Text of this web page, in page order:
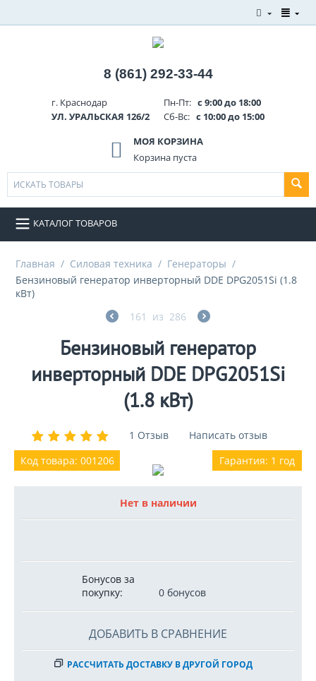
8 (861) 292-33-44
г. Краснодар
УЛ. УРАЛЬСКАЯ 126/2
Пн-Пт: с 9:00 до 18:00
Сб-Вс: с 10:00 до 15:00
МОЯ КОРЗИНА
Корзина пуста
КАТАЛОГ ТОВАРОВ
Главная / Силовая техника / Генераторы /
Бензиновый генератор инверторный DDE DPG2051Si (1.8
кВт)
161
из 286
Бензиновый генератор
инверторный DDE DPG2051Si
(1.8 кВт)
1 Отзыв
Написать отзыв
Гарантия: 1 год
Код товара: 001206
Нет в наличии
Бонусов за
покупку:
0 бонусов
ДОБАВИТЬ В СРАВНЕНИЕ
РАССЧИТАТЬ ДОСТАВКУ В ДРУГОЙ ГОРОД